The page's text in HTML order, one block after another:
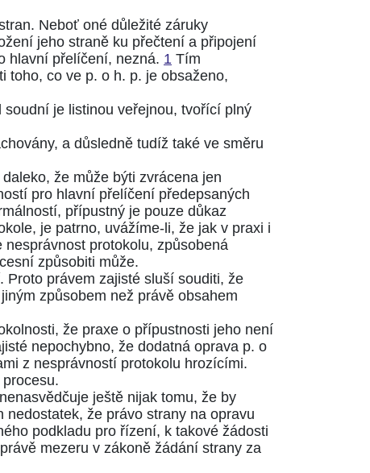
Neboť oné důležité záruky
jeho straně ku přečtení a připojení
hlavní přelíčení, nezná. 1 Tím
toho, co ve p. o h. p. je obsaženo,
je listinou veřejnou, tvořící plný
a důsledně tudíž také ve směru
že může býti zvrácena jen
pro hlavní přelíčení předepsaných
přípustný je pouze důkaz
je patrno, uvážíme-li, že jak v praxi i
protokolu, způsobená
způsobiti může.
Proto právem zajisté sluší souditi, že
způsobem než právě obsahem
že praxe o přípustnosti jeho není
nepochybno, že dodatná oprava p. o
z nesprávností protokolu hrozícími.
ještě nijak tomu, že by
že právo strany na opravu
podkladu pro řízení, k takové žádosti
mezeru v zákoně žádání strany za